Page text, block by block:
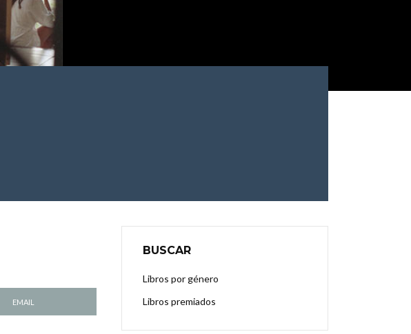
EMAIL
BUSCAR
Libros por género
Libros premiados